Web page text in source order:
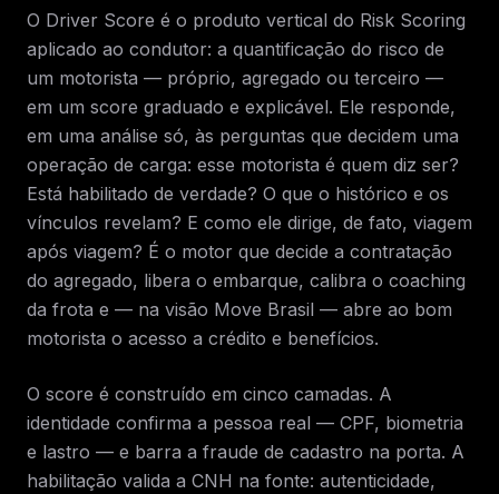
O Driver Score é o produto vertical do Risk Scoring
aplicado ao condutor: a quantificação do risco de
um motorista — próprio, agregado ou terceiro —
em um score graduado e explicável. Ele responde,
em uma análise só, às perguntas que decidem uma
operação de carga: esse motorista é quem diz ser?
Está habilitado de verdade? O que o histórico e os
vínculos revelam? E como ele dirige, de fato, viagem
após viagem? É o motor que decide a contratação
do agregado, libera o embarque, calibra o coaching
da frota e — na visão Move Brasil — abre ao bom
motorista o acesso a crédito e benefícios.
O score é construído em cinco camadas. A
identidade confirma a pessoa real — CPF, biometria
e lastro — e barra a fraude de cadastro na porta. A
habilitação valida a CNH na fonte: autenticidade,